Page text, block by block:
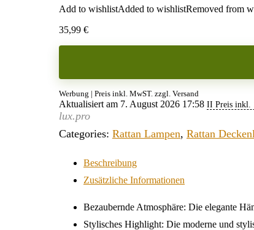
Add to wishlistAdded to wishlistRemoved from
35,99 €
Werbung | Preis inkl. MwST. zzgl. Versand
Aktualisiert am 7. August 2026 17:58 II Preis inkl.
lux.pro
Categories: Rattan Lampen, Rattan
Beschreibung
Zusätzliche Informationen
Bezaubernde Atmosphäre: Die elegante
Stylisches Highlight: Die moderne und